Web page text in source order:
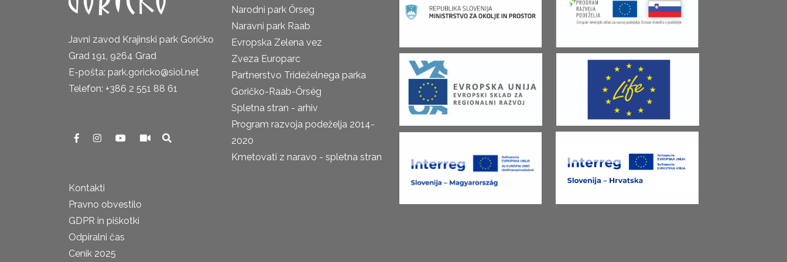
Javni zavod Krajinski park Goričko
Grad 191, 9264 Grad
E-pošta: park.goricko@siol.net
Telefon: +386 2 551 88 61
Kontakti
Pravno obvestilo
GDPR in piškotki
Odpiralni čas
Cenik 2025
Narodni park Őrseg
Naravni park Raab
Evropska Zelena vez
Zveza Europarc
Partnerstvo Trideželnega parka
Goričko-Raab-Őrség
Spletna stran - arhiv
Program razvoja podeželja 2014-
2020
Kmetovati z naravo - spletna stran